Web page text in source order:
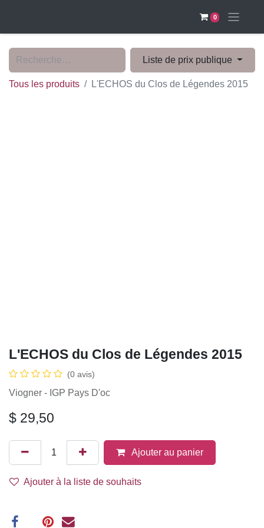
0
Liste de prix publique
Tous les produits L'ECHOS du Clos de Légendes 2015
L'ECHOS du Clos de Légendes 2015
(0 avis)
Viogner - IGP Pays D'oc
$ 29,50
Ajouter au panier
Ajouter à la liste de souhaits